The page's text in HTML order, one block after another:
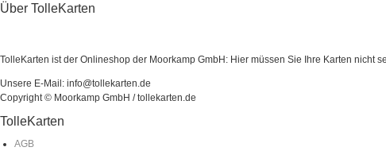
Über TolleKarten
TolleKarten ist der Onlineshop der Moorkamp GmbH: Hier müssen Sie Ihre Karten nicht
Unsere E-Mail: info@tollekarten.de
Copyright © Moorkamp GmbH / tollekarten.de
TolleKarten
AGB